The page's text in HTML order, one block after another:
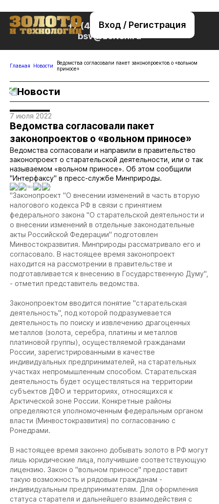
Вход / Регистрация
+7 (495) 221-76-32
bsv@zolteh.ru
Главная Новости
Ведомства согласовали пакет законопроектов о «вольном
приносе»
Новости
7 июля 2022
Ведомства согласовали пакет
законопроектов о «вольном приносе»
Ведомства согласовали и направили в правительство
законопроект о старательской деятельности, или о так
называемом «вольном приносе». Об этом сообщили
"Интерфаксу" в пресс-службе Минприроды.
0 1582 0 0
"Законопроект "О внесении изменений в часть вторую
налогового кодекса РФ в связи с принятием
федерального закона "О старательской деятельности и
о внесении изменений в отдельные законодательные
акты Российской Федерации" подготовлен
Минвостокразвития. Минприроды рассматривало его и
согласовало. В настоящее время законопроект
находится на рассмотрении в правительстве и
подготавливается к внесению в Государственную Думу",
- отметил представитель ведомства.
Законопроектом вводится понятие "старательская
деятельность", под которой подразумевается
деятельность по поиску и извлечению драгоценных
металлов (золота, серебра, платины и металлов
платиновой группы), осуществляемой гражданами
России, зарегистрированными в качестве
индивидуальных предпринимателей, на старательных
участках непромышленным способом. Старательская
деятельность будет осуществляться на территории
субъектов ДФО и территориях, относящихся к
Арктической зоне России. Конкретные районы
определяются уполномоченным федеральным органом
власти (Минвостокразвития) по согласованию с
Ронедрами.
В настоящее время законно добывать золото в РФ могут
лишь юридические лица, получившие соответствующую
лицензию. Закон о "вольном приносе" предоставит
такую возможность и рядовым гражданам -
индивидуальным предпринимателям. Для оформления
статуса старателя и дальнейшего взаимодействия с